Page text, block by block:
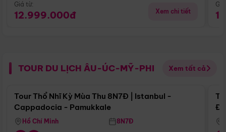
Giá từ:
12.999.000đ Xem chi tiết
TOUR DU LỊCH ÂU-ÚC-MỸ-PHI Xem tất cả
Điểm nổi bật
Tour Thổ Nhĩ Kỳ Mùa Thu 8N7Đ | Istanbul -
Cappadocia - Pamukkale
Hồ Chí Minh 8N7Đ